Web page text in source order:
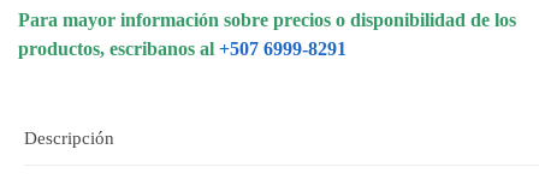
Para mayor información sobre precios o disponibilidad de los
productos, escribanos al +507 6999-8291
Descripción